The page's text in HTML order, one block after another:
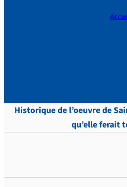
Historique de l’oeuvre de
qu’elle ferait